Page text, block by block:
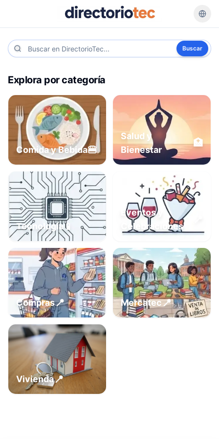
Buscar
Explora por categoría
Comida y Bebida🍔
Salud y
Bienestar
🏥
Tecnología📱
Eventos y
Celebraciones
Compras📍 Mercatec📍
Vivienda📍